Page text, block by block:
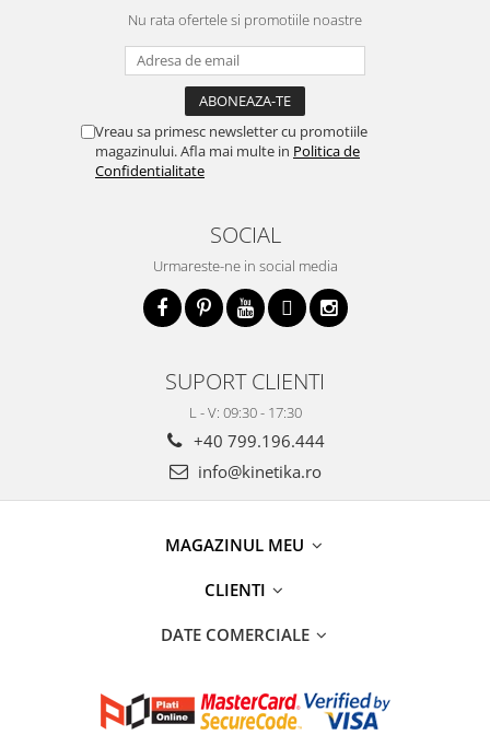
Nu rata ofertele si promotiile noastre
Vreau sa primesc newsletter cu promotiile
magazinului. Afla mai multe in Politica de
Confidentialitate
SOCIAL
Urmareste-ne in social media
SUPORT CLIENTI
L - V: 09:30 - 17:30
+40 799.196.444
info@kinetika.ro
MAGAZINUL MEU
CLIENTI
DATE COMERCIALE